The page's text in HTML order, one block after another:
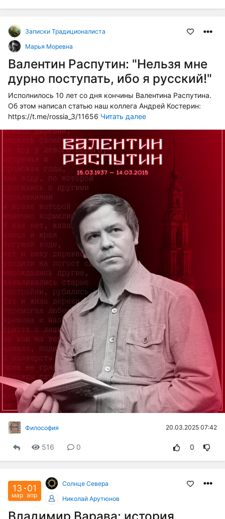
Записки Традиционалиста
Марья Моревна
Валентин Распутин: "Нельзя мне
дурно поступать, ибо я русский!"
Исполнилось 10 лет со дня кончины Валентина Распутина.
Об этом написал статью наш коллега Андрей Костерин:
https://t.me/rossia_3/11656 Читать далее
Философия 20.03.2025 07:42
516 0 0
13
мар
01
апр
Солнце Cевера
Николай Арутюнов